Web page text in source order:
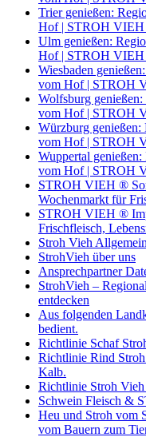
Trier genießen:
Hof | STROH
Ulm genießen:
Hof | STROH
Wiesbaden
vom Hof | STROH
Wolfsburg
vom Hof | STROH
Würzburg genießen:
vom Hof | STROH
Wuppertal
vom Hof | STROH
STROH VIEH ®
Wochenmarkt für
STROH VIEH ®
Frischfleisch,
Stroh Vieh
StrohVieh über uns
Ansprechpartner
StrohVieh –
entdecken
Aus folgenden
bedient.
Richtlinie Schaf
Richtlinie Rind
Kalb.
Richtlinie Stroh
Schwein Fleisch &
Heu und Stroh vom
vom Bauern zum